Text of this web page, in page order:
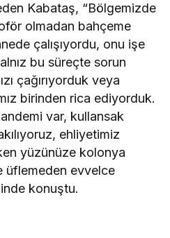
Kabataş, “Bölgemizde
olmadan bahçeme
çalışıyordu, onu işe
bu süreçte sorun
çağırıyorduk veya
birinden rica ediyorduk.
var, kullansak
ehliyetimiz
yüzünüze kolonya
üflemeden evvelce
konuştu.